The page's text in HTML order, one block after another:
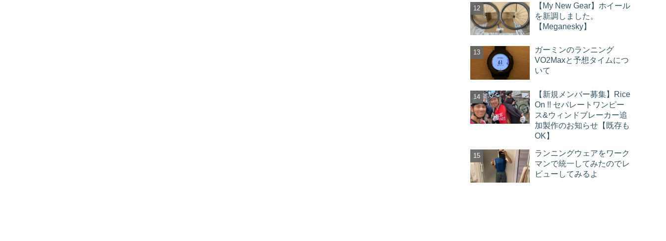
【My New Gear】ホイール
を新調しました。
【Meganesky】
ガーミンのランニング
VO2Maxと予想タイムにつ
いて
【新規メンバー募集】Rice
On !! セパレートワンピー
ス&ウィンドブレーカー追
加製作のお知らせ【既存も
OK】
ランニングウェアをワーク
マンで統一してみたのでレ
ビューしてみるよ